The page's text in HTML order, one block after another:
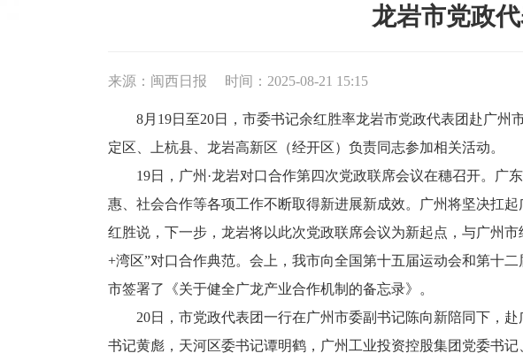
龙岩市党政
来源：闽西日报 时间：2025-08-21 15:15
8月19日至20日，市委书记余红胜率龙岩市党政代表团赴广州
定区、上杭县、龙岩高新区（经开区）负责同志参加相关活动。
19日，广州·龙岩对口合作第四次党政联席会议在穗召开。广
惠、社会合作等各项工作不断取得新进展新成效。广州将坚决扛
红胜说，下一步，龙岩将以此次党政联席会议为新起点，与广州
+湾区”对口合作典范。会上，我市向全国第十五届运动会和第十
市签署了《关于健全广龙产业合作机制的备忘录》。
20日，市党政代表团一行在广州市委副书记陈向新陪同下，赴
书记黄彪，天河区委书记谭明鹤，广州工业投资控股集团党委书